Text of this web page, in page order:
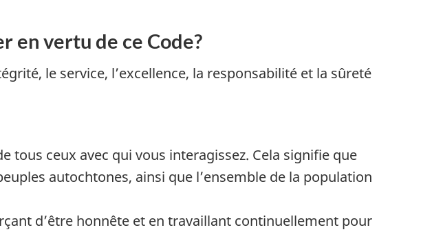
en vertu de ce Code?
le service, l’excellence, la responsabilité et la sûreté
tous ceux avec qui vous interagissez. Cela signifie que
autochtones, ainsi que l’ensemble de la population
d’être honnête et en travaillant continuellement pour